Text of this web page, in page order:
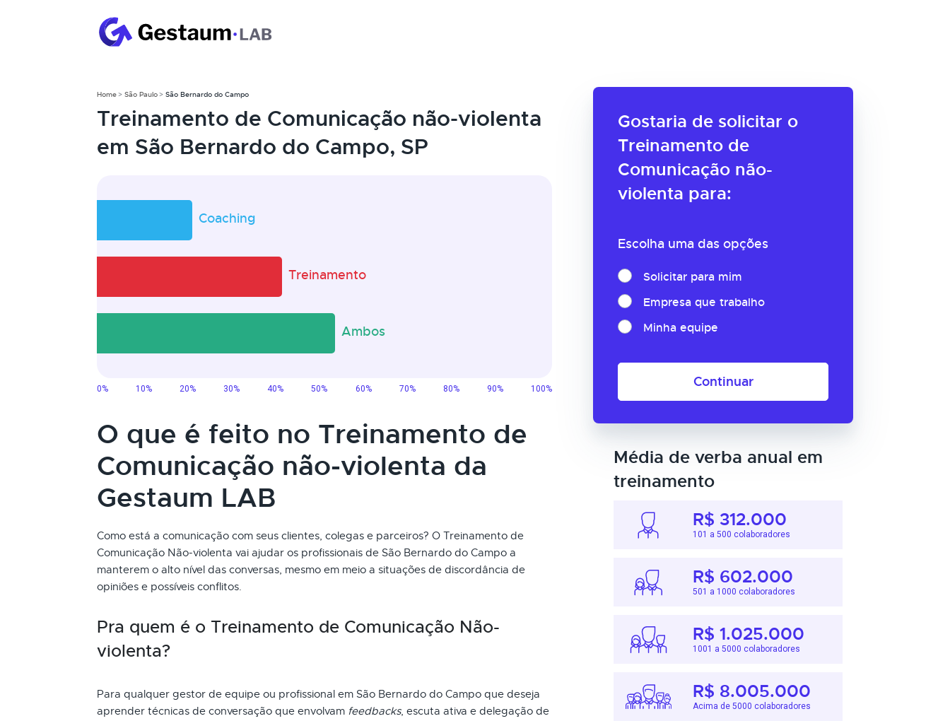
Gostaria de solicitar o
Treinamento de
Comunicação não-
violenta para:
Escolha uma das opções
Solicitar para mim
Empresa que trabalho
Minha equipe
Continuar
Home São Paulo São Bernardo do Campo
Treinamento de Comunicação não-violenta
em São Bernardo do Campo, SP
O que é feito no Treinamento de
Comunicação não-violenta da
Gestaum LAB
Como está a comunicação com seus clientes, colegas e parceiros? O Treinamento de
Comunicação Não-violenta vai ajudar os profissionais de São Bernardo do Campo a
manterem o alto nível das conversas, mesmo em meio a situações de discordância de
opiniões e possíveis conflitos.
Pra quem é o Treinamento de Comunicação Não-
violenta?
Para qualquer gestor de equipe ou profissional em São Bernardo do Campo que deseja
aprender técnicas de conversação que envolvam feedbacks, escuta ativa e delegação de
Média de verba anual em
treinamento
R$ 312.000
101 a 500 colaboradores
R$ 602.000
501 a 1000 colaboradores
R$ 1.025.000
1001 a 5000 colaboradores
R$ 8.005.000
Acima de 5000 colaboradores